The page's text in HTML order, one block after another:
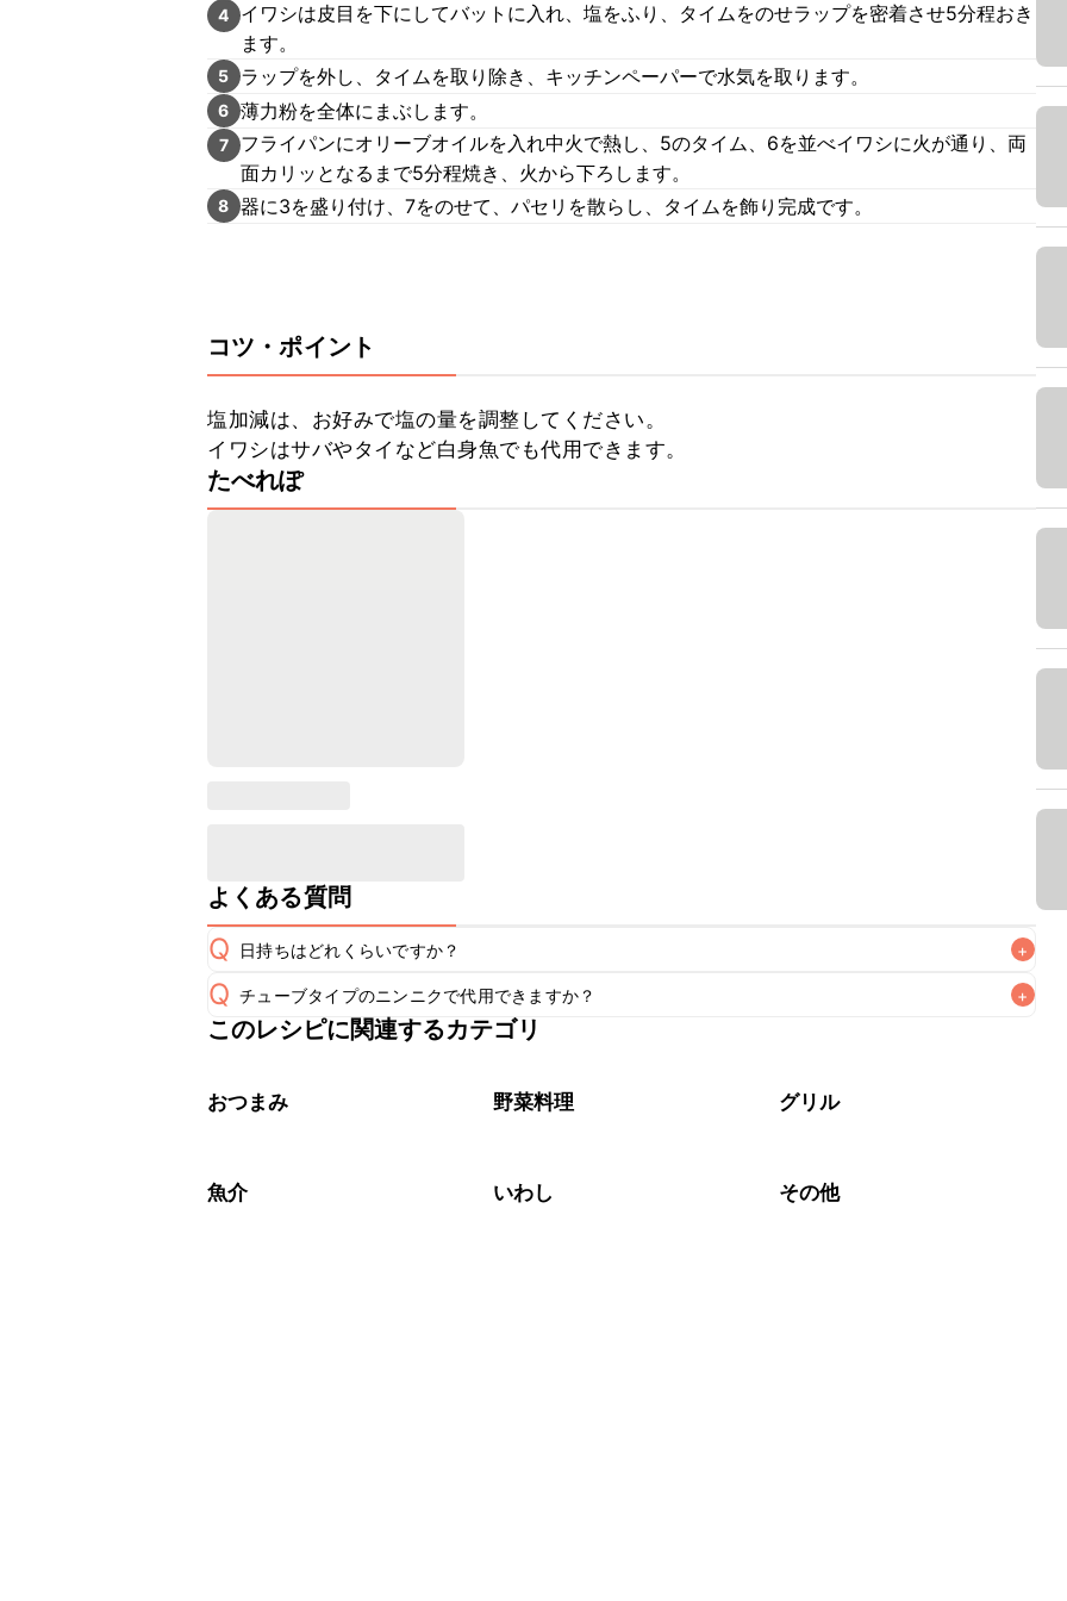
4
イワシは皮目を下にしてバットに入れ、塩をふり、タイムをのせラップを密着させ5分程おき
ます。
5 ラップを外し、タイムを取り除き、キッチンペーパーで水気を取ります。
6 薄力粉を全体にまぶします。
7
フライパンにオリーブオイルを入れ中火で熱し、5のタイム、6を並べイワシに火が通り、両
面カリッとなるまで5分程焼き、火から下ろします。
8 器に3を盛り付け、7をのせて、パセリを散らし、タイムを飾り完成です。
コツ・ポイント
塩加減は、お好みで塩の量を調整してください。
イワシはサバやタイなど白身魚でも代用できます。
たべれぽ
よくある質問
Q 日持ちはどれくらいですか？ +
A
保存期間は冷蔵で翌日中が目安です。なるべくお早めにお召し上がりください。
Q チューブタイプのニンニクで代用できますか？ +
チューブタイプのニンニクを使用してもお作りいただけます。小さじ1/2を目安に加え、お好みの風
このレシピに関連するカテゴリ
おつまみ 野菜料理 グリル
魚介 いわし その他